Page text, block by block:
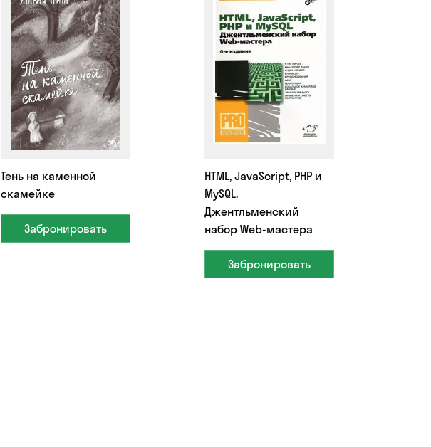
Тень на каменной
скамейке
Забронировать
HTML, JavaScript, PHP и
MySQL.
Джентльменский
набор Web-мастера
Забронировать